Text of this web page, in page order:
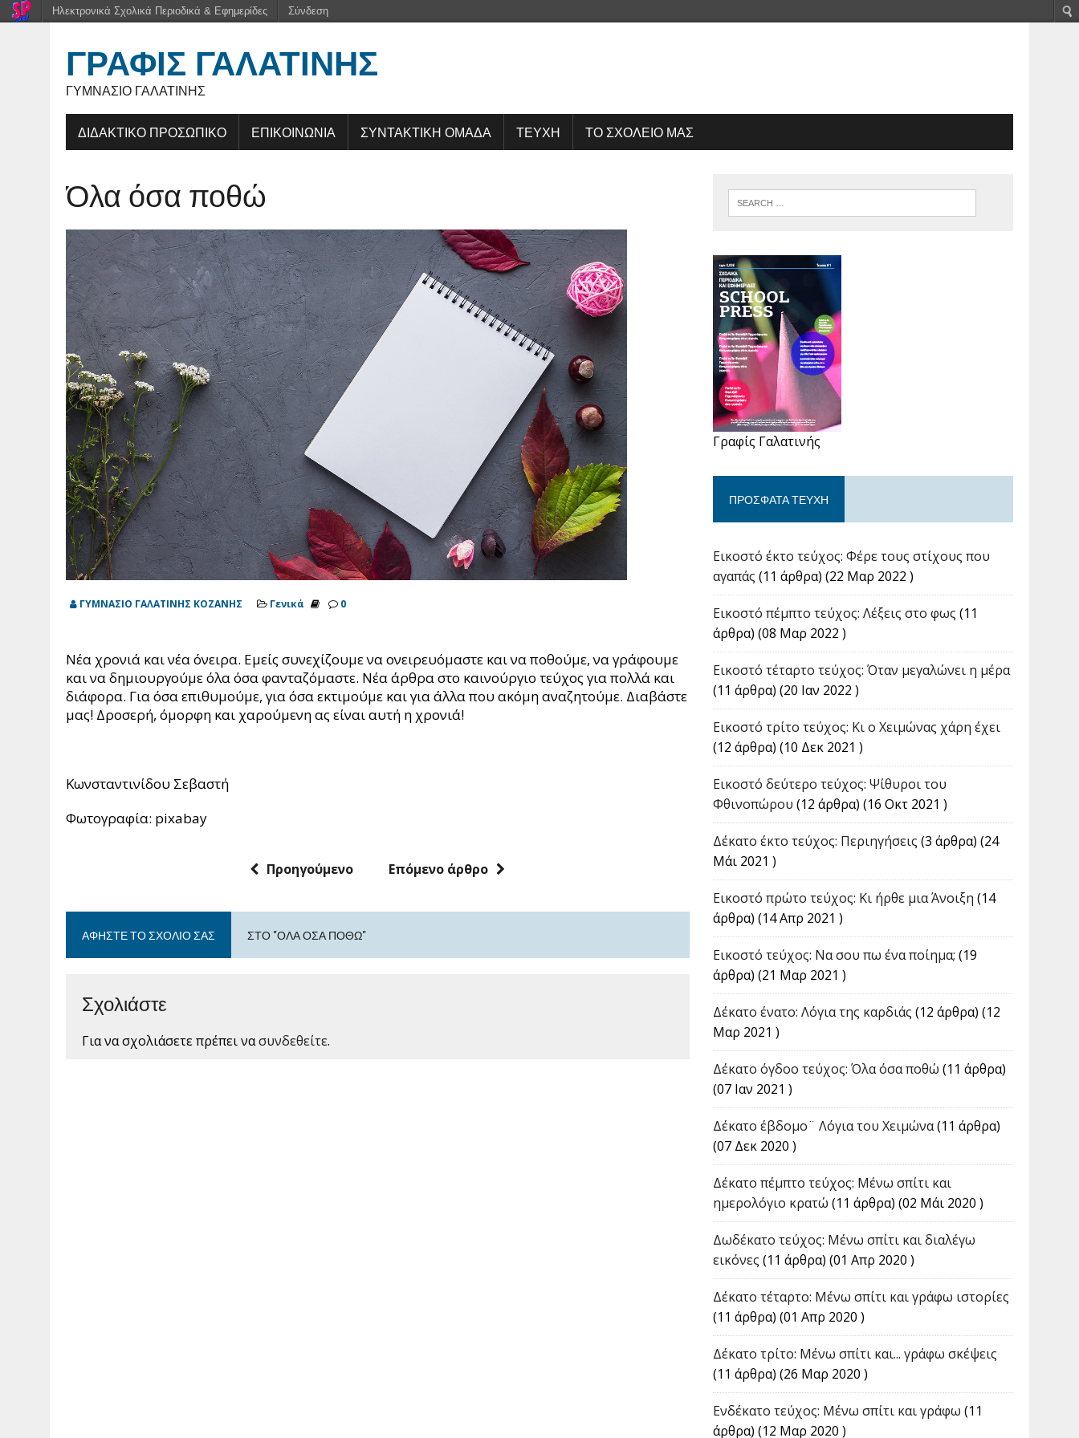
ΓΡΑΦΊΣ ΓΑΛΑΤΙΝΉΣ
ΓΥΜΝΆΣΙΟ ΓΑΛΑΤΙΝΉΣ
ΔΙΔΑΚΤΙΚΟ ΠΡΟΣΩΠΙΚΟ ΕΠΙΚΟΙΝΩΝΙΑ ΣΥΝΤΑΚΤΙΚΗ ΟΜΑΔΑ ΤΕΥΧΗ ΤΟ ΣΧΟΛΕΙΟ ΜΑΣ
Όλα όσα ποθώ
ΓΥΜΝΑΣΙΟ ΓΑΛΑΤΙΝΗΣ ΚΟΖΑΝΗΣ Γενικά 0
Νέα χρονιά και νέα όνειρα. Εμείς συνεχίζουμε να ονειρευόμαστε και να ποθούμε, να γράφουμε
και να δημιουργούμε όλα όσα φανταζόμαστε. Νέα άρθρα στο καινούργιο τεύχος για πολλά και
διάφορα. Για όσα επιθυμούμε, για όσα εκτιμούμε και για άλλα που ακόμη αναζητούμε. Διαβάστε
μας! Δροσερή, όμορφη και χαρούμενη ας είναι αυτή η χρονιά!
Κωνσταντινίδου Σεβαστή
Φωτογραφία: pixabay
Προηγούμενο Επόμενο άρθρο
ΑΦΉΣΤΕ ΤΟ ΣΧΌΛΙΟ ΣΑΣ ΣΤΟ "ΌΛΑ ΌΣΑ ΠΟΘΏ"
Σχολιάστε
Για να σχολιάσετε πρέπει νασυνδεθείτε.
Γραφίς Γαλατινής
ΠΡΌΣΦΑΤΑ ΤΕΎΧΗ
Εικοστό έκτο τεύχος: Φέρε τους στίχους που
αγαπάς (11 άρθρα) (22 Μαρ 2022 )
Εικοστό πέμπτο τεύχος: Λέξεις στο φως (11
άρθρα) (08 Μαρ 2022 )
Εικοστό τέταρτο τεύχος: Όταν μεγαλώνει η μέρα
(11 άρθρα) (20 Ιαν 2022 )
Εικοστό τρίτο τεύχος: Κι ο Χειμώνας χάρη έχει
(12 άρθρα) (10 Δεκ 2021 )
Εικοστό δεύτερο τεύχος: Ψίθυροι του
Φθινοπώρου (12 άρθρα) (16 Οκτ 2021 )
Δέκατο έκτο τεύχος: Περιηγήσεις (3 άρθρα) (24
Μάι 2021 )
Εικοστό πρώτο τεύχος: Κι ήρθε μια Άνοιξη (14
άρθρα) (14 Απρ 2021 )
Εικοστό τεύχος: Να σου πω ένα ποίημα; (19
άρθρα) (21 Μαρ 2021 )
Δέκατο ένατο: Λόγια της καρδιάς (12 άρθρα) (12
Μαρ 2021 )
Δέκατο όγδοο τεύχος: Όλα όσα ποθώ (11 άρθρα)
(07 Ιαν 2021 )
Δέκατο έβδομο¨ Λόγια του Χειμώνα(11 άρθρα)
(07 Δεκ 2020 )
Δέκατο πέμπτο τεύχος: Μένω σπίτι και
ημερολόγιο κρατώ (11 άρθρα) (02 Μάι 2020 )
Δωδέκατο τεύχος: Μένω σπίτι και διαλέγω
εικόνες (11 άρθρα) (01 Απρ 2020 )
Δέκατο τέταρτο: Μένω σπίτι και γράφω ιστορίες
(11 άρθρα) (01 Απρ 2020 )
Δέκατο τρίτο: Μένω σπίτι και... γράφω σκέψεις
(11 άρθρα) (26 Μαρ 2020 )
Ενδέκατο τεύχος: Μένω σπίτι και γράφω (11
άρθρα) (12 Μαρ 2020 )
Ηλεκτρονικά Σχολικά Περιοδικά & Εφημερίδες Σύνδεση